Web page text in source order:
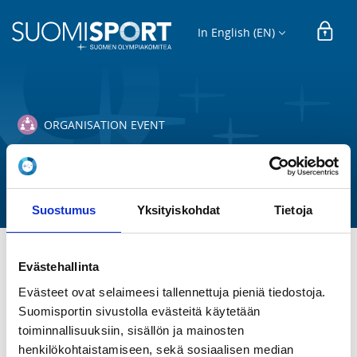
Suostumus Yksityiskohdat Tietoja
Evästehallinta
Evästeet ovat selaimeesi tallennettuja pieniä tiedostoja.
Suomisportin sivustolla evästeitä käytetään
toiminnallisuuksiin, sisällön ja mainosten
henkilökohtaistamiseen, sekä sosiaalisen median
In English (EN)
ORGANISATION EVENT
Coastal-soudun syysinfo 27.10.
TIME
We 27.10.2021 at 19:00 - 21:00
LOCATION
Etäyhteydellä